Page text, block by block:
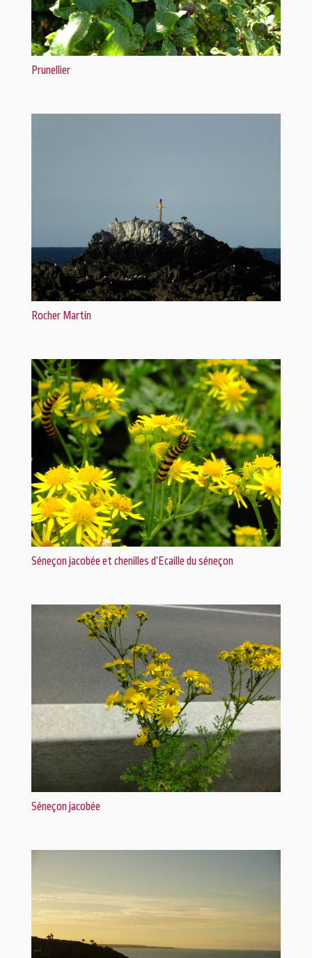
Prunellier
Rocher Martin
Séneçon jacobée et chenilles d’Ecaille du séneçon
Séneçon jacobée